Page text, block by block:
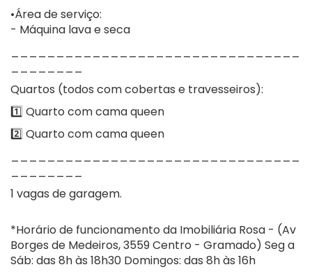
•Área de serviço:
- Máquina lava e seca
Quartos (todos com cobertas e travesseiros):
1️⃣ Quarto com cama queen
2️⃣ Quarto com cama queen
1 vagas de garagem.
*Horário de funcionamento da Imobiliária Rosa - (Av
Borges de Medeiros, 3559 Centro - Gramado) Seg a
Sáb: das 8h às 18h30 Domingos: das 8h às 16h